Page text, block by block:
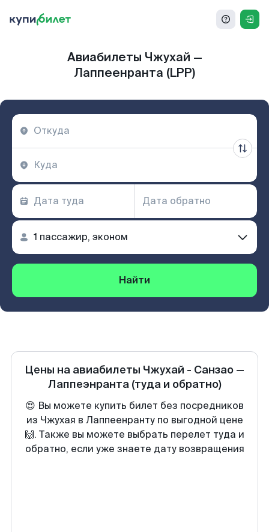
Авиабилеты Чжухай —
Лаппеенранта (LPP)
Найти
Цены на авиабилеты Чжухай - Санзао —
Лаппеэнранта (туда и обратно)
😍 Вы можете купить билет без посредников
из Чжухая в Лаппеенранту по выгодной цене
🙌. Также вы можете выбрать перелет туда и
обратно, если уже знаете дату возвращения